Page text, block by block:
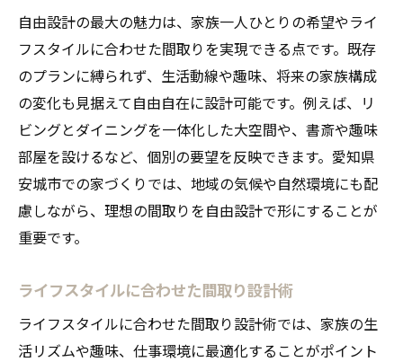
自由設計の最大の魅力は、家族一人ひとりの希望やライ
フスタイルに合わせた間取りを実現できる点です。既存
のプランに縛られず、生活動線や趣味、将来の家族構成
の変化も見据えて自由自在に設計可能です。例えば、リ
ビングとダイニングを一体化した大空間や、書斎や趣味
部屋を設けるなど、個別の要望を反映できます。愛知県
安城市での家づくりでは、地域の気候や自然環境にも配
慮しながら、理想の間取りを自由設計で形にすることが
重要です。
ライフスタイルに合わせた間取り設計術
ライフスタイルに合わせた間取り設計術では、家族の生
活リズムや趣味、仕事環境に最適化することがポイント